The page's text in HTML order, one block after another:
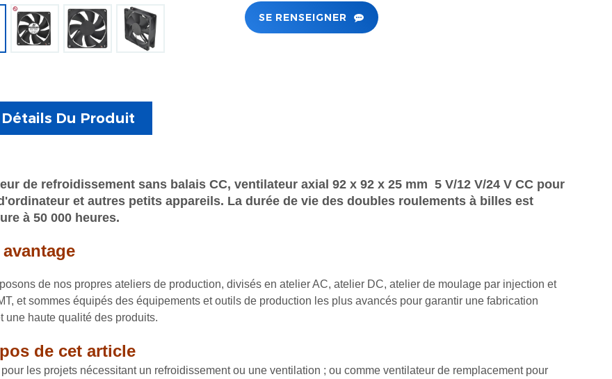
SE RENSEIGNER
Détails Du Produit
de refroidissement sans balais CC, ventilateur axial 92 x 92 x 25 mm 5 V/12 V/24 V CC pour
et autres petits appareils. La durée de vie des doubles roulements à billes est
à 50 000 heures.
de nos propres ateliers de production, divisés en atelier AC, atelier DC, atelier de moulage par injection et
et sommes équipés des équipements et outils de production les plus avancés pour garantir une fabrication
une haute qualité des produits.
de cet article
pour les projets nécessitant un refroidissement ou une ventilation ; ou comme ventilateur de remplacement pour